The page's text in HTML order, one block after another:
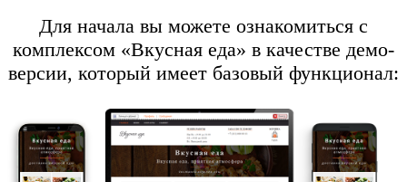
Для начала вы можете ознакомиться с
комплексом «Вкусная еда» в качестве демо-
версии, который имеет базовый функционал: